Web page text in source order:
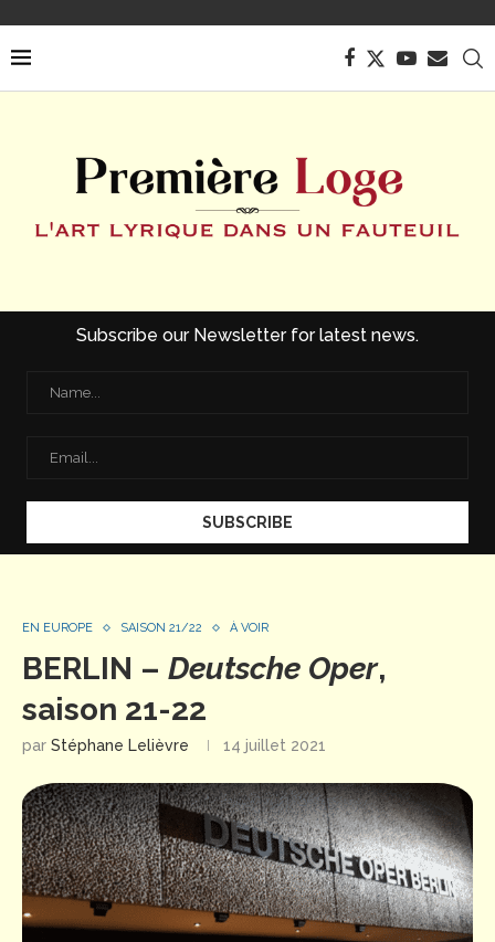
Subscribe our Newsletter for latest news.
EN EUROPE SAISON 21/22 À VOIR
BERLIN – Deutsche Oper,
saison 21-22
par Stéphane Lelièvre 14 juillet 2021